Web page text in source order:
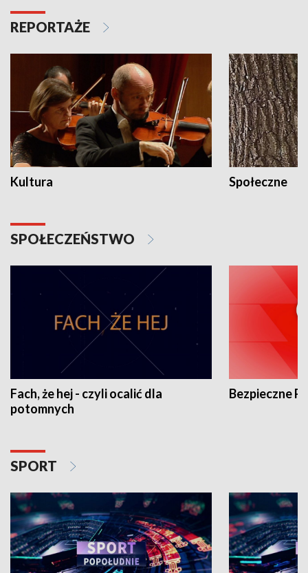
REPORTAŻE
Kultura Społeczne
SPOŁECZEŃSTWO
Fach, że hej - czyli ocalić dla
potomnych
Bezpieczne
SPORT